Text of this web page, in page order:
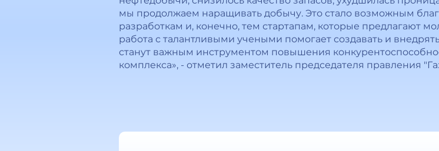
мы продолжаем наращивать добычу. Это стало возможным
разработкам и, конечно, тем стартапам, которые предлагают
работа с талантливыми учеными помогает создавать и
станут важным инструментом повышения
комплекса», - отметил заместитель председателя правления